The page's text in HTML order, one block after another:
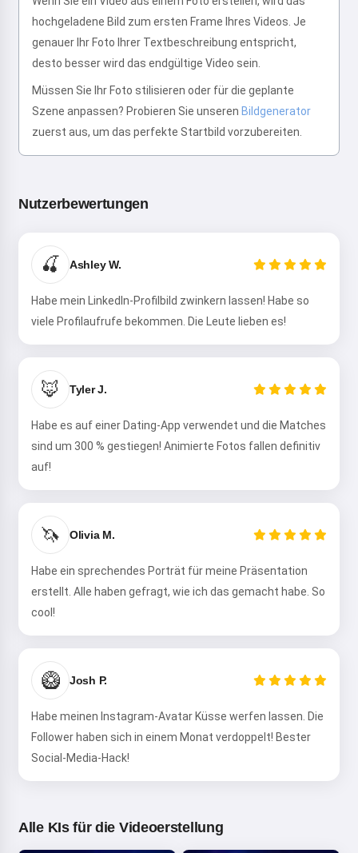
hochgeladene Bild zum ersten Frame Ihres Videos. Je
genauer Ihr Foto Ihrer Textbeschreibung entspricht,
desto besser wird das endgültige Video sein.
Müssen Sie Ihr Foto stilisieren oder für die geplante
Szene anpassen? Probieren Sie unseren Bildgenerator
zuerst aus, um das perfekte Startbild vorzubereiten.
Nutzerbewertungen
🍒 Ashley W.
Habe mein LinkedIn-Profilbild zwinkern lassen! Habe so
viele Profilaufrufe bekommen. Die Leute lieben es!
🦊 Tyler J.
Habe es auf einer Dating-App verwendet und die Matches
sind um 300 % gestiegen! Animierte Fotos fallen definitiv
auf!
🦄 Olivia M.
Habe ein sprechendes Porträt für meine Präsentation
erstellt. Alle haben gefragt, wie ich das gemacht habe. So
cool!
🥝 Josh P.
Habe meinen Instagram-Avatar Küsse werfen lassen. Die
Follower haben sich in einem Monat verdoppelt! Bester
Social-Media-Hack!
Alle KIs für die Videoerstellung
Hallo! Ich bin Storiko 👋
Ich erzähle magische
Gutenachtсказки für Ihre Kinder
🌟
Eine сказка lesen
Durch die Nutzung des Services akzeptieren Sie:
Rückgaberichtlinie